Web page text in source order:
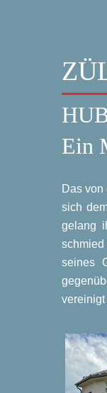
Ein
Das von
sich
gelang
sei­nes